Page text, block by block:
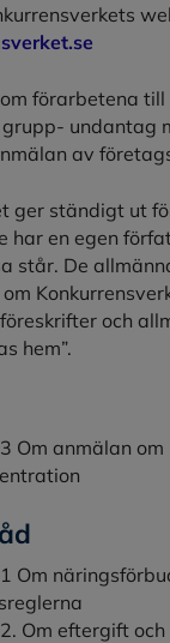
förarbetena till
undantag
av
ger ständigt ut
har en egen
står. De
och
hem”.
Om anmälan om
Om
Om eftergift